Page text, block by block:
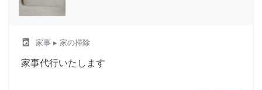
local_laundry_service 家事 ▸ 家の掃除
家事代行いたします